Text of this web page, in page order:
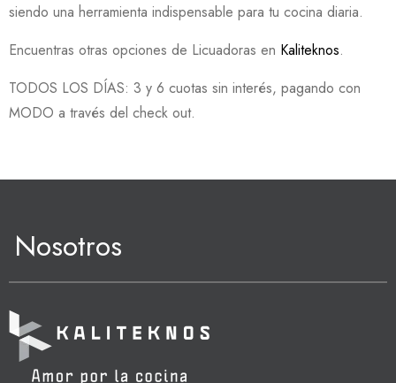
siendo una herramienta indispensable para tu cocina diaria.
Encuentras otras opciones de Licuadoras en Kaliteknos.
TODOS LOS DÍAS: 3 y 6 cuotas sin interés, pagando con
MODO a través del check out.
Nosotros